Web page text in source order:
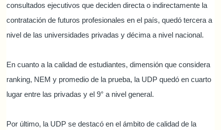
consultados ejecutivos que deciden directa o indirectamente la
contratación de futuros profesionales en el país, quedó tercera a
nivel de las universidades privadas y décima a nivel nacional.
En cuanto a la calidad de estudiantes, dimensión que considera
ranking, NEM y promedio de la prueba, la UDP quedó en cuarto
lugar entre las privadas y el 9° a nivel general.
Por último, la UDP se destacó en el ámbito de calidad de la